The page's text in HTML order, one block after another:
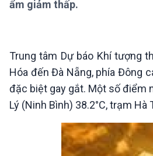
360 độ Sức khỏe
Xã hội chuyển động
Bước chân đến trường
VOV1 đặc biệt
Thanh âm ký sự
Chân dung cuộc sống
Các chương trình đặc biệt
ẩm giảm thấp.
Trung tâm Dự báo Khí tượng
Hóa đến Đà Nẵng, phía Đông
đặc biệt gay gắt. Một số điểm
Lý (Ninh Bình) 38.2°C, trạm Hà